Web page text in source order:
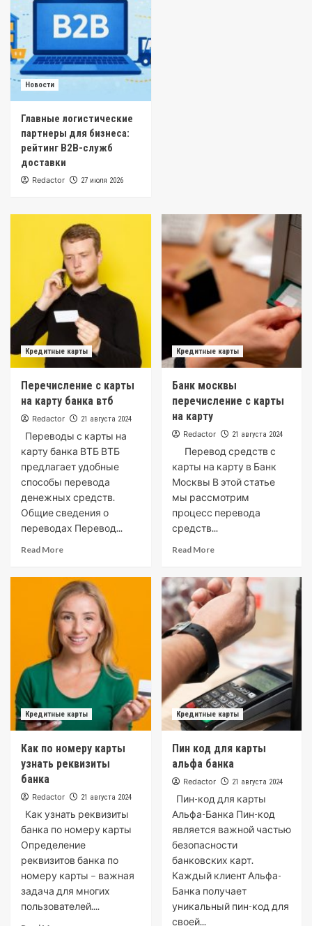
Новости
Главные логистические
партнеры для бизнеса:
рейтинг B2B-служб
доставки
Redactor 27 июля 2026
Кредитные карты
Перечисление с карты
на карту банка втб
Redactor 21 августа 2024
Переводы с карты на
карту банка ВТБ ВТБ
предлагает удобные
способы перевода
денежных средств.
Общие сведения о
переводах Перевод...
Read More
Кредитные карты
Банк москвы
перечисление с карты
на карту
Redactor 21 августа 2024
Перевод средств с
карты на карту в Банк
Москвы В этой статье
мы рассмотрим
процесс перевода
средств...
Read More
Кредитные карты
Как по номеру карты
узнать реквизиты
банка
Redactor 21 августа 2024
Как узнать реквизиты
банка по номеру карты
Определение
реквизитов банка по
номеру карты – важная
задача для многих
пользователей....
Кредитные карты
Пин код для карты
альфа банка
Redactor 21 августа 2024
Пин-код для карты
Альфа-Банка Пин-код
является важной частью
безопасности
банковских карт.
Каждый клиент Альфа-
Банка получает
уникальный пин-код для
своей...